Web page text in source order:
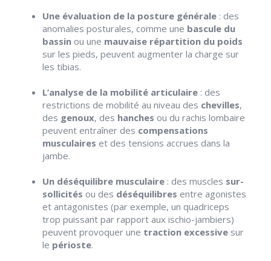
Une évaluation de la posture générale : des
anomalies posturales, comme une bascule du
bassin ou une mauvaise répartition du poids
sur les pieds, peuvent augmenter la charge sur
les tibias.
L’analyse de la mobilité articulaire : des
restrictions de mobilité au niveau des chevilles,
des genoux, des hanches ou du rachis lombaire
peuvent entraîner des compensations
musculaires et des tensions accrues dans la
jambe.
Un déséquilibre musculaire : des muscles sur-
sollicités ou des déséquilibres entre agonistes
et antagonistes (par exemple, un quadriceps
trop puissant par rapport aux ischio-jambiers)
peuvent provoquer une traction excessive sur
le périoste.